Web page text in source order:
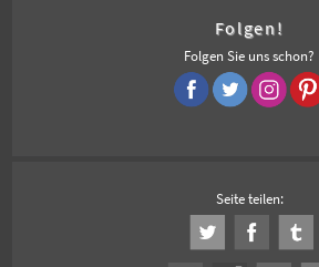
Folgen!
Folgen Sie uns schon?
Seite teilen: